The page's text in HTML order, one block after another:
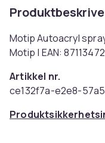
Motip Autoacryl spray
Motip | EAN:
Artikkel nr.
ce132f7a-e2e8-